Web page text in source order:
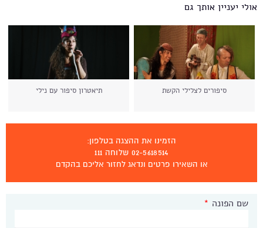
הזמינו את ההצגה בטלפון:
02-5618514 שלוחה 111
או השאירו פרטים ונדאג לחזור אליכם בהקדם
שם הפונה *
אולי יעניין אותך גם
סיפורים לצלילי הקשת תיאטרון סיפור עם נילי